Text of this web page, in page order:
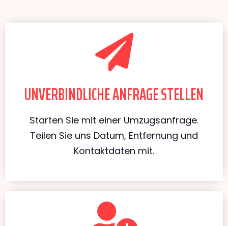
UNVERBINDLICHE ANFRAGE STELLEN
Starten Sie mit einer Umzugsanfrage.
Teilen Sie uns Datum, Entfernung und
Kontaktdaten mit.